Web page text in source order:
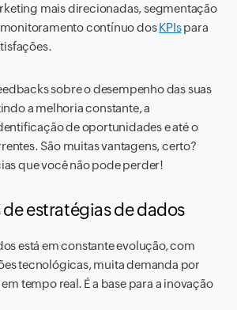
mais direcionadas, segmentação
monitoramento contínuo dosKPIspara
sobre o desempenho das suas
a melhoria constante, a
de oportunidades e até o
São muitas vantagens, certo?
que você não pode perder!
estratégias de dados
está em constante evolução, com
tecnológicas, muita demanda por
tempo real. É a base para a inovação